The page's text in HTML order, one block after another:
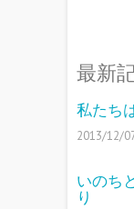
最新
私たち
2013/12/
いのち
り